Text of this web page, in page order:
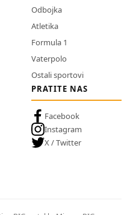
Odbojka
Atletika
Formula 1
Vaterpolo
Ostali sportovi
PRATITE NAS
Facebook
Instagram
X / Twitter